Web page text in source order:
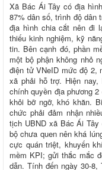
Xã Bác Ái Tây có địa
87% dân số, trình độ dân
địa hình chia cắt nên đi
thiếu kinh nghiệm, kỹ
tin. Bên cạnh đó, phần
một bộ phận không nhỏ
điện tử VNeID mức độ 2,
xã phải hỗ trợ. Hiện
chính quyền địa phương
khỏi bỡ ngỡ, khó khăn.
chức phải đảm nhận
tịch UBND xã Bác Ái
bộ chưa quen nên khá
cực quán triệt, khuyến
mềm KPI; gửi thắc mắc
dẫn. Tính đến ngày 30-